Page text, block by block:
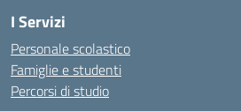
I Servizi
Personale scolastico
Famiglie e studenti
Percorsi di studio